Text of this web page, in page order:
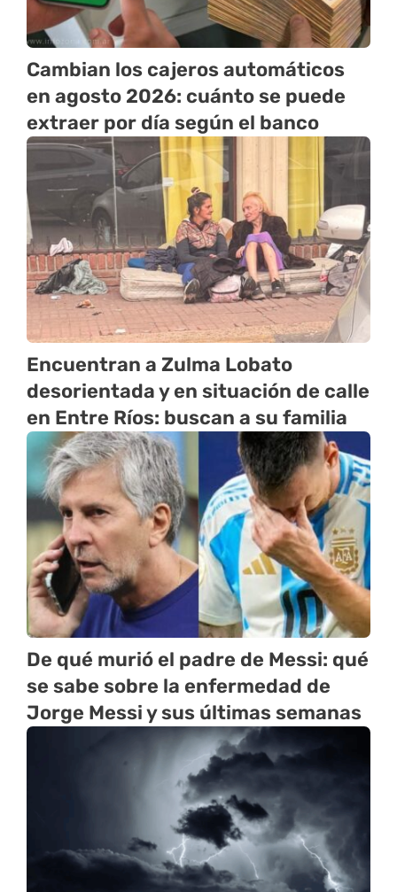
Cambian los cajeros automáticos
en agosto 2026: cuánto se puede
extraer por día según el banco
Encuentran a Zulma Lobato
desorientada y en situación de calle
en Entre Ríos: buscan a su familia
De qué murió el padre de Messi: qué
se sabe sobre la enfermedad de
Jorge Messi y sus últimas semanas